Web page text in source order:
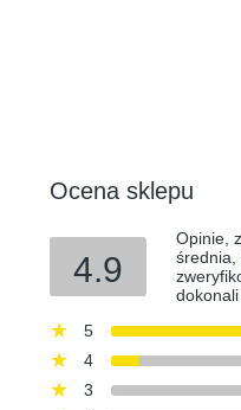
Ocena sklepu
4.9
Opinie,
średnia,
5
4
3